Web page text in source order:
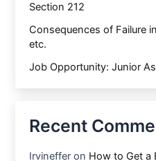
Section 212
Consequences of Failure
etc.
Job Opportunity: Junior
Recent
Irvineffer on How to Get a